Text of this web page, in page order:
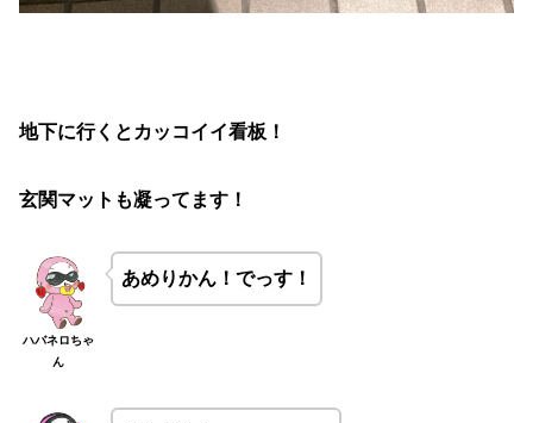
地下に行くとカッコイイ看板！
玄関マットも凝ってます！
ハバネロちゃ
ん
あめりかん！でっす！